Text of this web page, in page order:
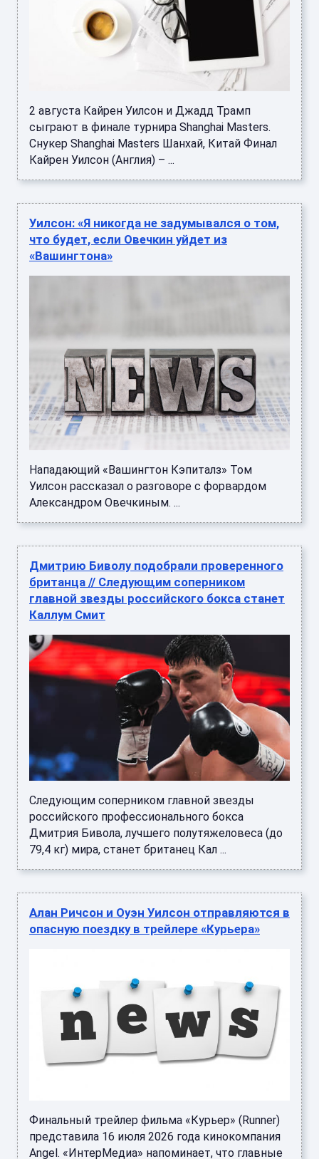
2 августа Кайрен Уилсон и Джадд Трамп
сыграют в финале турнира Shanghai Masters.
Снукер Shanghai Masters Шанхай, Китай Финал
Кайрен Уилсон (Англия) – ...
Уилсон: «Я никогда не задумывался о том,
что будет, если Овечкин уйдет из
«Вашингтона»
Нападающий «Вашингтон Кэпиталз» Том
Уилсон рассказал о разговоре с форвардом
Александром Овечкиным. ...
Дмитрию Биволу подобрали проверенного
британца // Следующим соперником
главной звезды российского бокса станет
Каллум Смит
Следующим соперником главной звезды
российского профессионального бокса
Дмитрия Бивола, лучшего полутяжеловеса (до
79,4 кг) мира, станет британец Кал ...
Алан Ричсон и Оуэн Уилсон отправляются в
опасную поездку в трейлере «Курьера»
представила 16 июля 2026 года кинокомпания
Angel. «ИнтерМедиа» напоминает, что главные
роли в экшене... ...